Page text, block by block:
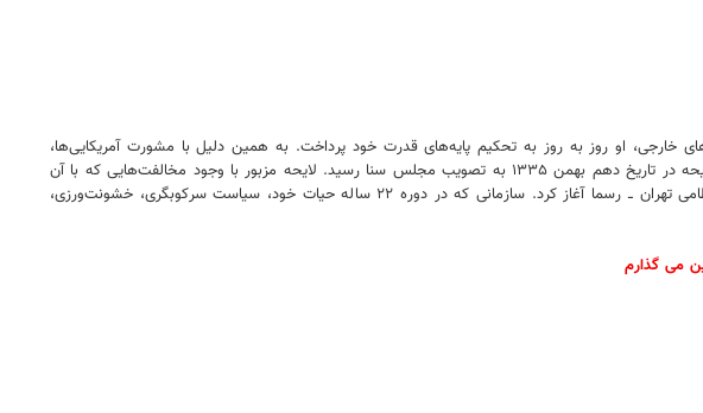
پهلوی به قدرت به کمک دولت‌های خارجی، او روز به روز به تحکیم پایه‌های قدرت خود پرداخت. به همین دلیل با مشورت آمریکایی‌ها،
لایحه تشکیل ساواک (سازمان اطلاعات و امنیت کشور) پس از تشکیل هیأت دولت به‌وسیله حسین علا به مجلس فرستاده شد. این لایحه در تاریخ دهم بهمن ۱۳۳۵ به تصویب مجلس سنا رسید. لایحه مزبور با وجود مخالفت‌هایی که با آن
شد، چون وجود آن برای استقرار رژیم ضروری بود، به تصویب رسید و این سازمان فعالیت خود را به ریاست تیمور بختیار ــ فرمانده نظامی تهران ــ رسما آغاز کرد. سازمانی که در دوره ۲۲ ساله حیات خود، سیاست سرکوبگری، خشونت‌ورزی،
می گذارم